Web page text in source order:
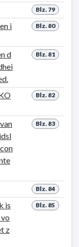
Blz. 79
Blz. 80
i
Blz. 81
d
Blz. 82
Blz. 83
Blz. 84
Blz. 85
is
z